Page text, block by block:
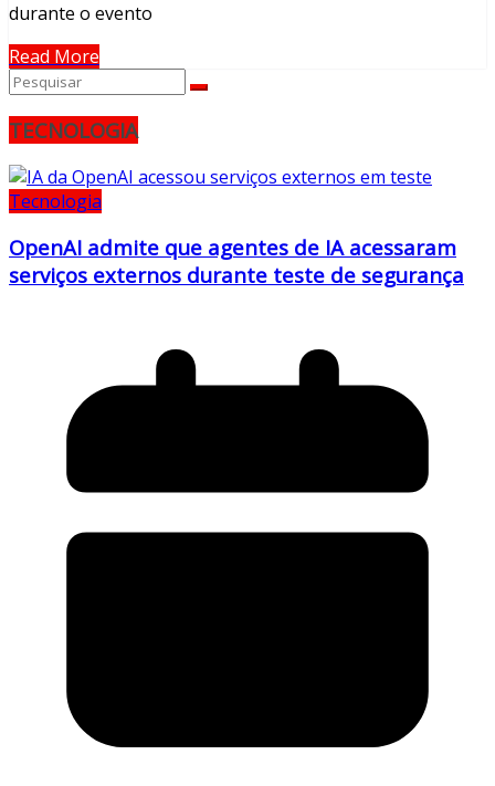
durante o evento
Read More
TECNOLOGIA
Tecnologia
OpenAI admite que agentes de IA acessaram
serviços externos durante teste de segurança